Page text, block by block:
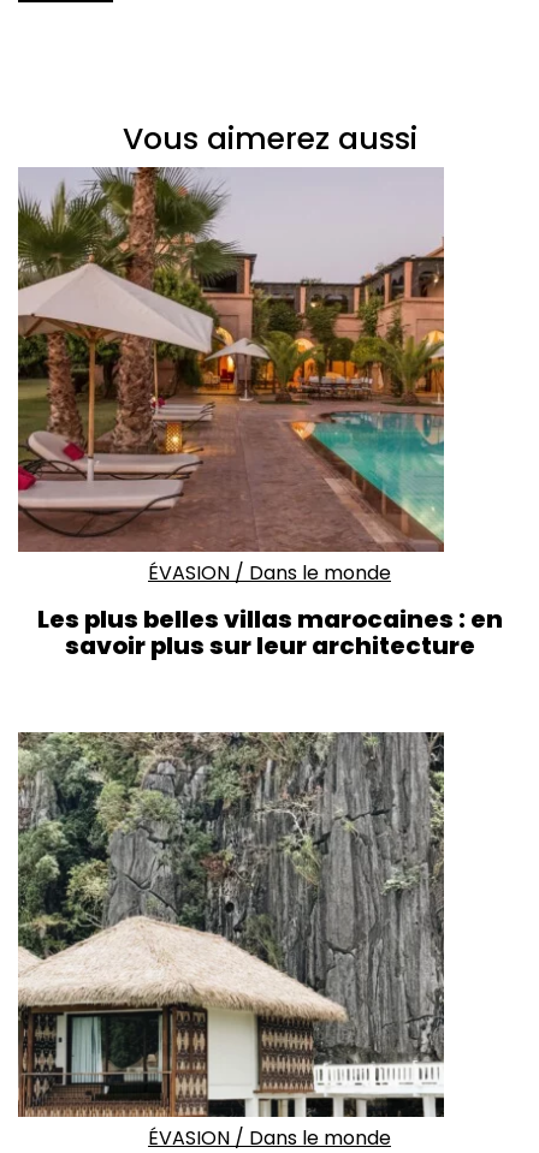
Vous aimerez aussi
ÉVASION / Dans le monde
Les plus belles villas marocaines : en
savoir plus sur leur architecture
ÉVASION / Dans le monde